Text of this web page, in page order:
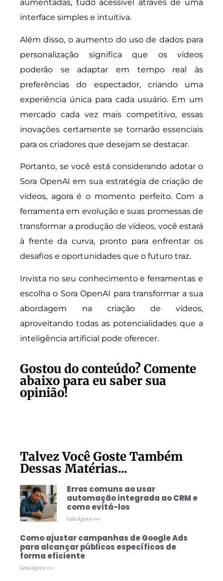
aumentadas, tudo acessível através de uma
interface simples e intuitiva.
Além disso, o aumento do uso de dados para
personalização significa que os vídeos
poderão se adaptar em tempo real às
preferências do espectador, criando uma
experiência única para cada usuário. Em um
mercado cada vez mais competitivo, essas
inovações certamente se tornarão essenciais
para os criadores que desejam se destacar.
Portanto, se você está considerando adotar o
Sora OpenAI em sua estratégia de criação de
vídeos, agora é o momento perfeito. Com a
ferramenta em evolução e suas promessas de
transformar a produção de vídeos, você estará
à frente da curva, pronto para enfrentar os
desafios e oportunidades que o futuro traz.
Invista no seu conhecimento e ferramentas e
escolha o Sora OpenAI para transformar a sua
abordagem na criação de vídeos,
aproveitando todas as potencialidades que a
inteligência artificial pode oferecer.
Gostou do conteúdo? Comente
abaixo para eu saber sua
opinião!
Talvez Você Goste Também
Dessas Matérias...
Erros comuns ao usar
automação integrada ao CRM e
como evitá-los
Leia Agora >>>
Como ajustar campanhas de Google Ads
para alcançar públicos específicos de
forma eficiente
Leia Agora >>>